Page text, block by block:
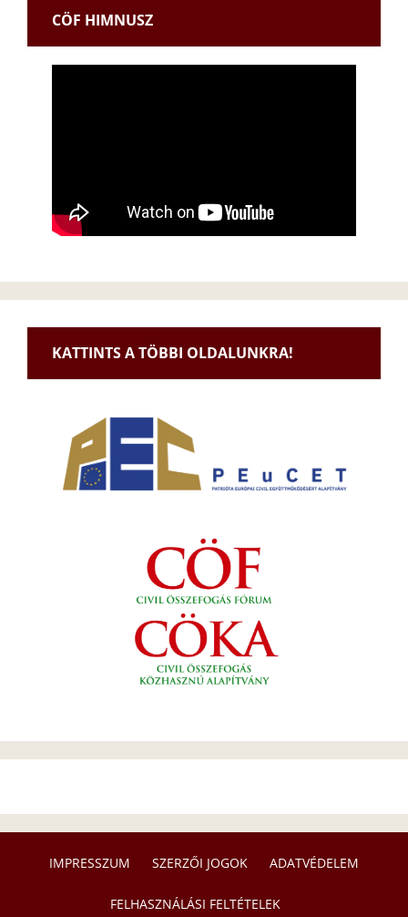
CÖF HIMNUSZ
KATTINTS A TÖBBI OLDALUNKRA!
IMPRESSZUM SZERZŐI JOGOK ADATVÉDELEM
FELHASZNÁLÁSI FELTÉTELEK